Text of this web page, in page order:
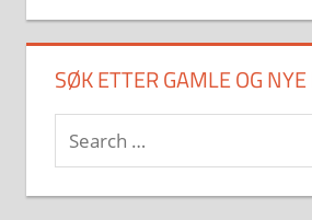
SØK ETTER GAMLE OG
Search
for: